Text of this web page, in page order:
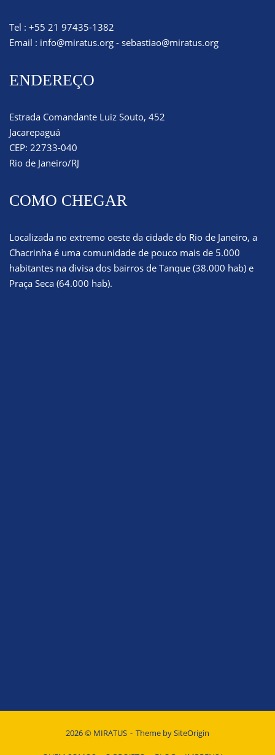
Tel : +55 21 97435-1382
Email : info@miratus.org - sebastiao@miratus.org
ENDEREÇO
Estrada Comandante Luiz Souto, 452
Jacarepaguá
CEP: 22733-040
Rio de Janeiro/RJ
COMO CHEGAR
Localizada no extremo oeste da cidade do Rio de Janeiro, a
Chacrinha é uma comunidade de pouco mais de 5.000
habitantes na divisa dos bairros de Tanque (38.000 hab) e
Praça Seca (64.000 hab).
2026 © MIRATUS Theme bySiteOrigin